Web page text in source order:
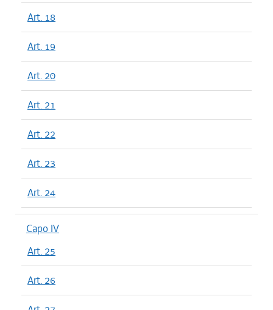
Art. 18
Art. 19
Art. 20
Art. 21
Art. 22
Art. 23
Art. 24
Capo IV
Art. 25
Art. 26